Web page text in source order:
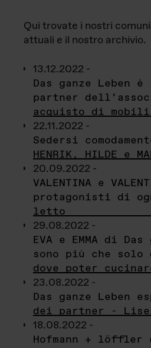
Qui trovate i nostri
attuali e il nostro archivio.
13.12.2022 -
Das ganze Leben
partner
acquisto di mobili
22.11.2022 -
Sedersi
HENRIK, HILDE e
20.09.2022 -
VALENTINA e
protagonisti di
letto
29.08.2022 -
EVA e EMMA di Das
sono più che
dove poter
23.08.2022 -
Das ganze Leben
dei partner -
18.08.2022 -
Hofmann + löffler